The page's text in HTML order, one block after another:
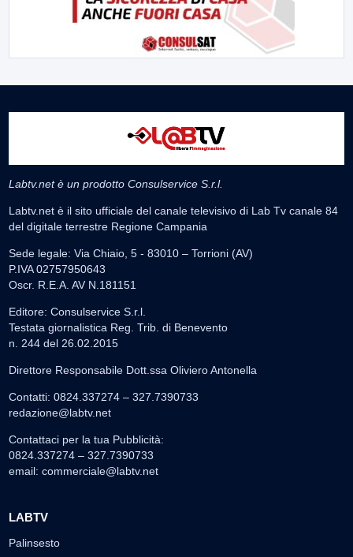
Labtv.net è un prodotto Consulservice S.r.l.
Labtv.net è il sito ufficiale del canale televisivo di Lab Tv canale 84
del digitale terrestre Regione Campania
Sede legale: Via Chiaio, 5 - 83010 – Torrioni (AV)
P.IVA 02757950643
Oscr. R.E.A. AV N.181151
Editore: Consulservice S.r.l.
Testata giornalistica Reg. Trib. di Benevento
n. 244 del 26.02.2015
Direttore Responsabile Dott.ssa Oliviero Antonella
Contatti: 0824.337274 – 327.7390733
redazione@labtv.net
Contattaci per la tua Pubblicità:
0824.337274 – 327.7390733
email: commerciale@labtv.net
LABTV
Palinsesto